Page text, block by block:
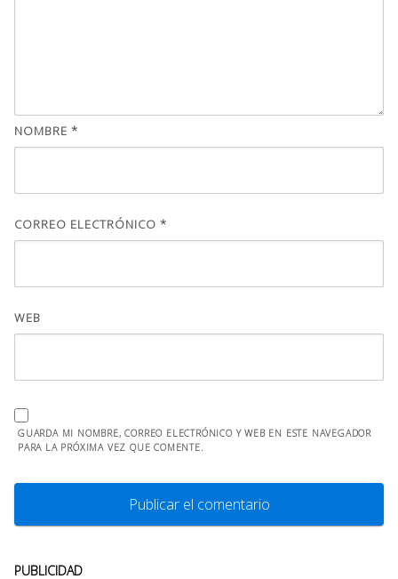
NOMBRE *
CORREO ELECTRÓNICO *
WEB
GUARDA MI NOMBRE, CORREO ELECTRÓNICO Y WEB EN ESTE NAVEGADOR
PARA LA PRÓXIMA VEZ QUE COMENTE.
PUBLICIDAD